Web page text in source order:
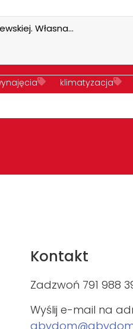
Wynajmę
Własna…
klimatyzacja
Kontakt
Zadzwoń 791 988
Wyślij e-mail na